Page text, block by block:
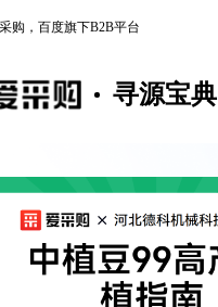
购，百度旗下B2B平台
寻源宝典